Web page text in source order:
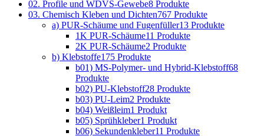
02. Profile und WDVS-Gewebe8 Produkte
03. Chemisch Kleben und Dichten767 Produkte
a) PUR-Schäume und Fugenfüller13 Produkte
1K PUR-Schäume11 Produkte
2K PUR-Schäume2 Produkte
b) Klebstoffe175 Produkte
b01) MS-Polymer- und Hybrid-Klebstoff68
Produkte
b02) PU-Klebstoff28 Produkte
b03) PU-Leim2 Produkte
b04) Weißleim1 Produkt
b05) Sprühkleber1 Produkt
b06) Sekundenkleber11 Produkte